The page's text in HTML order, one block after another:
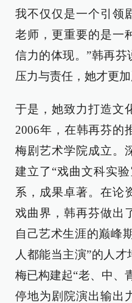
我不仅仅是一个引领
老师，更重要的是一
信力的体现。”韩再
压力与责任，她才更加
于是，她致力打造文
2006年，在韩再芬的
梅剧艺术学院成立。
建立了“戏曲文科实
系，成果卓著。在论
戏曲界，韩再芬做出
自己艺术生涯的巅峰
人都能当主演”的人
梅已构建起“老、中、
停地为剧院演出输出